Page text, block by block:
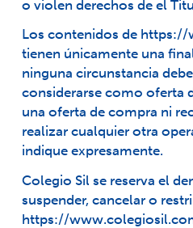
o violen derechos de el
Los contenidos de https://
tienen únicamente una
ninguna circunstancia
considerarse como oferta
una oferta de compra ni
realizar cualquier otra
indique expresamente.
Colegio Sil se reserva el
suspender, cancelar o
https://